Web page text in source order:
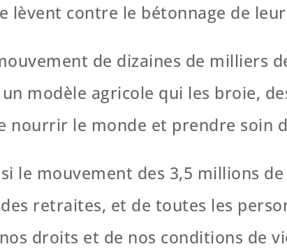
lèvent contre le bétonnage de
de dizaines de milliers
modèle agricole qui les broie,
nourrir le monde et prendre soin
le mouvement des 3,5 millions
retraites, et de toutes les
droits et de nos conditions de